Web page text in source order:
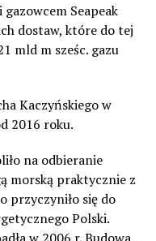
gazowcem Seapeak
dostaw, które do tej
mld m sześc. gazu
Kaczyńskiego w
2016 roku.
na odbieranie
morską praktycznie z
przyczyniło się do
Polski.